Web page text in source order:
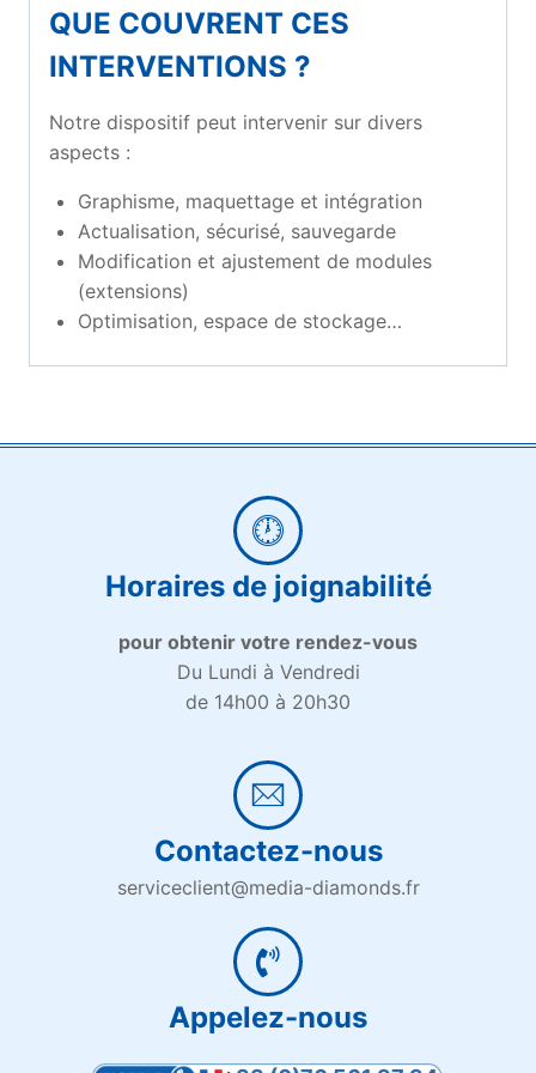
QUE COUVRENT CES
INTERVENTIONS ?
Notre dispositif peut intervenir sur divers
aspects :
Graphisme, maquettage et intégration
Actualisation, sécurisé, sauvegarde
Modification et ajustement de modules
(extensions)
Optimisation, espace de stockage…
Horaires de joignabilité
pour obtenir votre rendez-vous
Du Lundi à Vendredi
de 14h00 à 20h30
Contactez-nous
serviceclient@media-diamonds.fr
Appelez-nous